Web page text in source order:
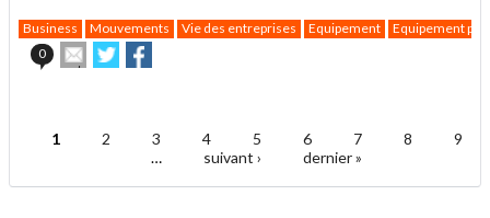
Business Mouvements Vie des entreprises Equipement
Equipement
0
Envoyer
cet
Partager
sur sur
Pages
1 2 3 4 5 6 7 8
9
…
suivant › dernier »